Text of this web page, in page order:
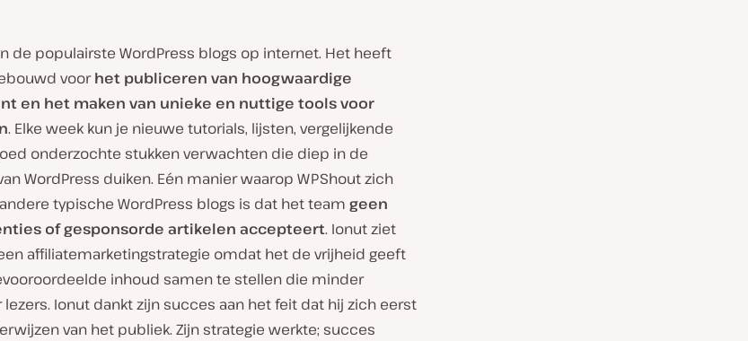
de populairste WordPress blogs op internet. Het heeft
voorhet publiceren van hoogwaardige
en het maken van unieke en nuttige tools voor
. Elke week kun je nieuwe tutorials, lijsten, vergelijkende
onderzochte stukken verwachten die diep in de
WordPress duiken. Eén manier waarop WPShout zich
typische WordPress blogs is dat het team geen
of gesponsorde artikelen accepteert. Ionut ziet
affiliatemarketingstrategie omdat het de vrijheid geeft
inhoud samen te stellen die minder
Ionut dankt zijn succes aan het feit dat hij zich eerst
van het publiek. Zijn strategie werkte; succes